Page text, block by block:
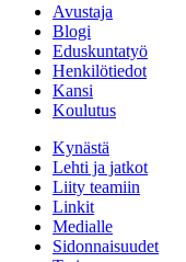
Avustaja
Blogi
Eduskuntatyö
Henkilötiedot
Kansi
Koulutus
Kynästä
Lehti ja jatkot
Liity teamiin
Linkit
Medialle
Sidonnaisuudet